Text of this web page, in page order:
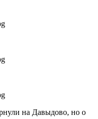
на Давыдово, но о